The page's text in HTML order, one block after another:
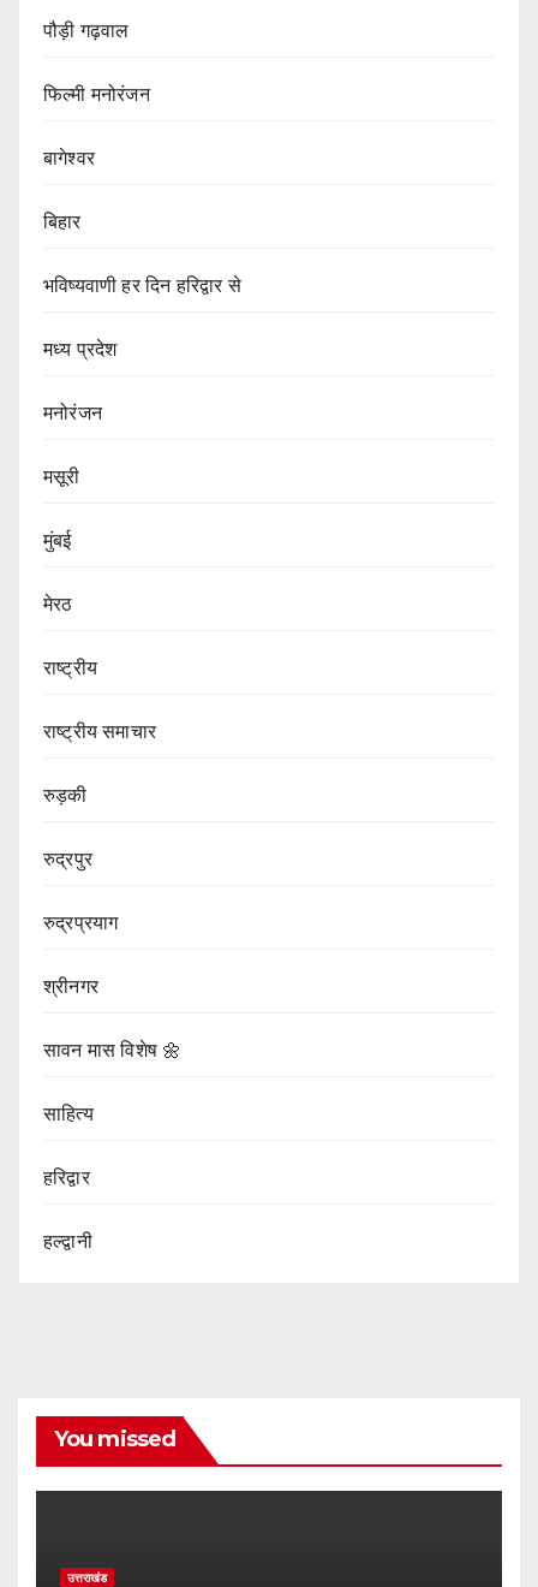
पौड़ी गढ़वाल
फिल्मी मनोरंजन
बागेश्वर
बिहार
भविष्यवाणी हर दिन हरिद्वार से
मध्य प्रदेश
मनोरंजन
मसूरी
मुंबई
मेरठ
राष्ट्रीय
राष्ट्रीय समाचार
रुड़की
रुद्रपुर
रुद्रप्रयाग
श्रीनगर
सावन मास विशेष 🌼
साहित्य
हरिद्वार
हल्द्वानी
You missed
उत्तराखंड